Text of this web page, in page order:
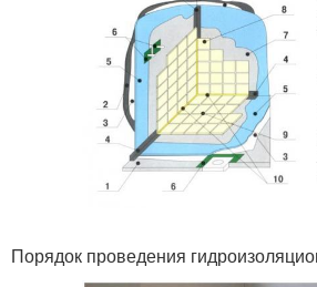
Порядок проведения